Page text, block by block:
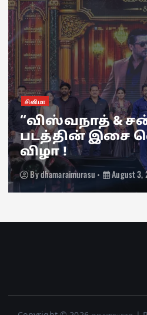
சினிமா
“விஸ்வநாத் &
படத்தின் இசை
விழா !
Bydhamaraimurasu August 3,